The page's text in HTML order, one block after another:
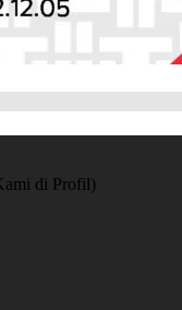
di Profil)